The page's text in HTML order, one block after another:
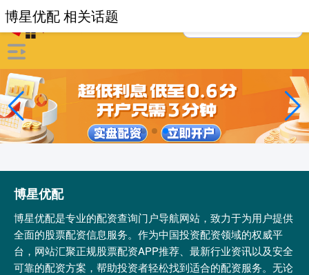
博星优配
博星优配是专业的配资查询门户导航网站，致力于为用户提供
全面的股票配资信息服务。作为中国投资配资领域的权威平
台，网站汇聚正规股票配资APP推荐、最新行业资讯以及安全
可靠的配资方案，帮助投资者轻松找到适合的配资服务。无论
博星优配 相关话题